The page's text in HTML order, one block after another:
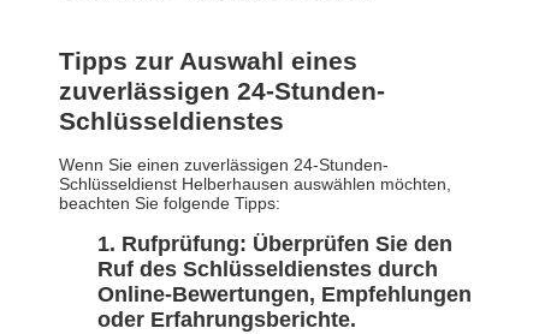
Tipps zur Auswahl eines
zuverlässigen 24-Stunden-
Schlüsseldienstes
Wenn Sie einen zuverlässigen 24-Stunden-
Schlüsseldienst Helberhausen auswählen möchten,
beachten Sie folgende Tipps:
Rufprüfung: Überprüfen Sie den
Ruf des Schlüsseldienstes durch
Online-Bewertungen, Empfehlungen
oder Erfahrungsberichte.